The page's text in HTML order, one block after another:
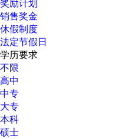
奖励计划
销售奖金
休假制度
法定节假日
学历要求
不限
高中
中专
大专
本科
硕士